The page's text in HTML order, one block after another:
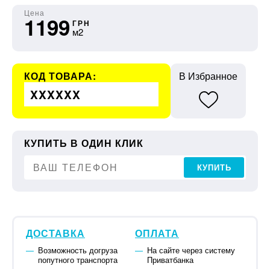
Цена
1199 ГРН
м2
КОД ТОВАРА:
XXXXXX
В Избранное
КУПИТЬ В ОДИН КЛИК
КУПИТЬ
ДОСТАВКА
Возможность догруза
попутного транспорта
ОПЛАТА
На сайте через систему
Приватбанка